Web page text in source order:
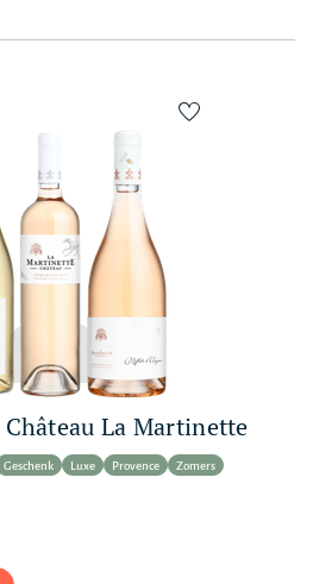
Château La Martinette
Geschenk Luxe Provence Zomers